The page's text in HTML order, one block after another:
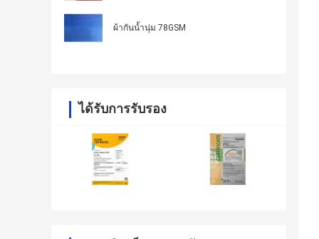
ผ้ากันน้ำนุ่ม 78GSM
ได้รับการรับรอง